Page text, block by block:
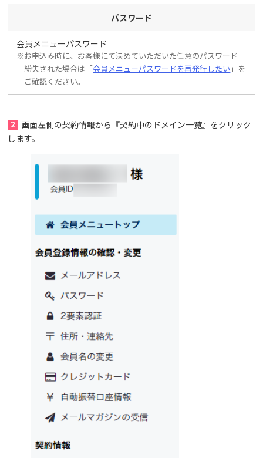
パスワード
会員メニューパスワード
※お申込み時に、お客様にて決めていただいた任意のパスワード
紛失された場合は「会員メニューパスワードを再発行したい 」を
ご確認ください。
2
画面左側の契約情報から『契約中のドメイン一覧』をクリック
します。